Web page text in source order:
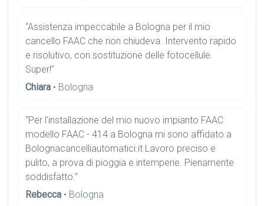
“Assistenza impeccabile a Bologna per il mio
cancello FAAC che non chiudeva. Intervento rapido
e risolutivo, con sostituzione delle fotocellule.
Super!”
Chiara • Bologna
“Per l'installazione del mio nuovo impianto FAAC
modello FAAC - 414 a Bologna mi sono affidato a
Bolognacancelliautomatici.it Lavoro preciso e
pulito, a prova di pioggia e intemperie. Pienamente
soddisfatto.”
Rebecca • Bologna